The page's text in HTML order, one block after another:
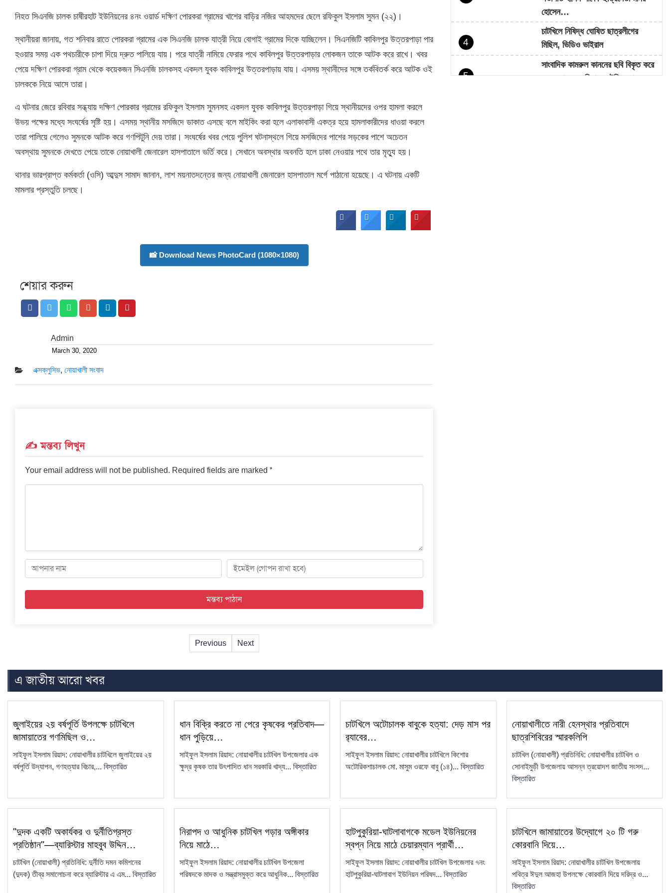
নিহত সিএনজি চালক চাষীরহাট ইউনিয়নের ৪নং ওয়ার্ড দক্ষিণ পোরকরা গ্রামের খাশের বাড়ির নজির আহমদের ছেলে রফিকুল ইসলাম সুমন (২২)।
স্থানীয়রা জানায়, গত শনিবার রাতে পোরকরা গ্রামের এক সিএনজি চালক যাত্রী নিয়ে বোগাই গ্রামের দিকে যাচ্ছিলেন। সিএনজিটি কাবিলপুর উত্তরপাড়া পার
হওয়ার সময় এক পথচারীকে চাপা দিয়ে দ্রুত পালিয়ে যায়। পরে যাত্রী নামিয়ে ফেরার পথে কাবিলপুর উত্তরপাড়ার লোকজন তাকে আটক করে রাখে। খবর
পেয়ে দক্ষিণ পোরকরা গ্রাম থেকে কয়েকজন সিএনজি চালকসহ একদল যুবক কাবিলপুর উত্তরপাড়ায় যায়। এসময় স্থানীদের সঙ্গে তর্কবিতর্ক করে আটক ওই
চালককে নিয়ে আসে তারা।
এ ঘটনার জেরে রবিবার সন্ধ্যায় দক্ষিণ পোরকার গ্রামের রফিকুল ইসলাম সুমনসহ একদল যুবক কাবিলপুর উত্তরপাড়া গিয়ে স্থানীয়দের ওপর হামলা করলে
উভয় পক্ষের মধ্যে সংঘর্ষের সৃষ্টি হয়। এসময় স্থানীয় মসজিদে ডাকাত এসছে বলে মাইকিং করা হলে এলাকাবাসী একত্র হয়ে হামলাকারীদের ধাওয়া করলে
তারা পালিয়ে গেলেও সুমনকে আটক করে গণপিটুনি দেয় তারা। সংঘর্ষের খবর পেয়ে পুলিশ ঘটনাস্থলে গিয়ে মসজিদের পাশের সড়কের পাশে অচেতন
অবস্থায় সুমনকে দেখতে পেয়ে তাকে নোয়াখালী জেনারেল হাসপাতালে ভর্তি করে। সেখানে অবস্থার অবনতি হলে ঢাকা নেওয়ার পথে তার মৃত্যু হয়।
থানার ভারপ্রাপ্ত কর্মকর্তা (ওসি) আব্দুস সামাদ জানান, লাশ ময়নাতদন্তের জন্য নোয়াখালী জেনারেল হাসপাতাল মর্গে পাঠানো হয়েছে। এ ঘটনায় একটি
মামলার প্রস্তুতি চলছে।
📸 Download News PhotoCard (1080×1080)
শেয়ার করুন
Admin
Posted
on
March 30, 2020
এক্সক্লুসিভ, নোয়াখালী সংবাদ
✍️ মন্তব্য লিখুন
Your email address will not be published. Required fields are marked *
Previous Next
হোসেন…
4
চাটখিলে নিষিদ্ধ ঘোষিত ছাত্রলীগের
মিছিল, ভিডিও ভাইরাল
5
সাংবাদিক কামরুল কাননের ছবি বিকৃত করে
অপপ্রচারের প্রতিবাদে চাটখিলে মানববন্ধন
এ জাতীয় আরো খবর
জুলাইয়ের ২য় বর্ষপূর্তি উপলক্ষে চাটখিলে
জামায়াতের গণমিছিল ও…
সাইফুল ইসলাম রিয়াদ: নোয়াখালীর চাটখিলে জুলাইয়ের ২য়
বর্ষপূর্তি উদ্যাপন, গণহত্যার বিচার,... বিস্তারিত
ধান বিক্রি করতে না পেরে কৃষকের প্রতিবাদ—
ধান পুড়িয়ে…
সাইফুল ইসলাম রিয়াদ: নোয়াখালীর চাটখিল উপজেলার এক
ক্ষুদ্র কৃষক তার উৎপাদিত ধান সরকারি খাদ্য... বিস্তারিত
চাটখিলে অটোচালক বাবুকে হত্যা: দেড় মাস পর
র‍্যাবের…
সাইফুল ইসলাম রিয়াদ: নোয়াখালীর চাটখিলে কিশোর
অটোরিকশাচালক মো. মাসুম ওরফে বাবু (১৪)... বিস্তারিত
নোয়াখালীতে নারী হেনস্থার প্রতিবাদে
ছাত্রশিবিরের স্মারকলিপি
চাটখিল (নোয়াখালী) প্রতিনিধি: নোয়াখালীর চাটখিল ও
সোনাইমুড়ী উপজেলায় আসন্ন ত্রয়োদশ জাতীয় সংসদ...
বিস্তারিত
"দুদক একটি অকার্যকর ও দুর্নীতিগ্রস্ত
প্রতিষ্ঠান"—ব্যারিস্টার মাহবুব উদ্দিন…
চাটখিল (নোয়াখালী) প্রতিনিধি: দুর্নীতি দমন কমিশনের
(দুদক) তীব্র সমালোচনা করে ব্যারিস্টার এ এম... বিস্তারিত
নিরাপদ ও আধুনিক চাটখিল গড়ার অঙ্গীকার
নিয়ে মাঠে…
সাইফুল ইসলাম রিয়াদ: নোয়াখালীর চাটখিল উপজেলা
পরিষদকে মাদক ও সন্ত্রাসমুক্ত করে আধুনিক... বিস্তারিত
হাটপুকুরিয়া-ঘাটলাবাগকে মডেল ইউনিয়নের
স্বপ্ন নিয়ে মাঠে চেয়ারম্যান প্রার্থী…
সাইফুল ইসলাম রিয়াদ: নোয়াখালীর চাটখিল উপজেলার ৭নং
হাটপুকুরিয়া-ঘাটলাবাগ ইউনিয়ন পরিষদ... বিস্তারিত
চাটখিলে জামায়াতের উদ্যোগে ২০ টি গরু
কোরবানি দিয়ে…
সাইফুল ইসলাম রিয়াদ: নোয়াখালীর চাটখিল উপজেলায়
পবিত্র ঈদুল আজহা উপলক্ষে কোরবানি দিয়ে দরিদ্র ও...
বিস্তারিত